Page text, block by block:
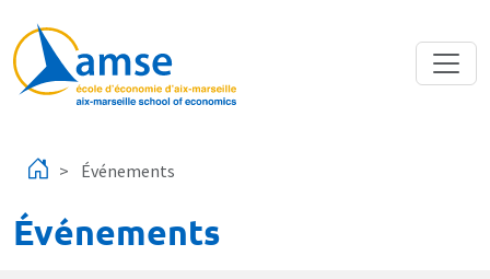
Événements
Événements